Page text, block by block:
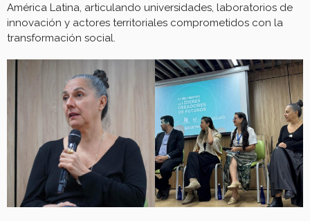
América Latina, articulando universidades, laboratorios de
innovación y actores territoriales comprometidos con la
transformación social.